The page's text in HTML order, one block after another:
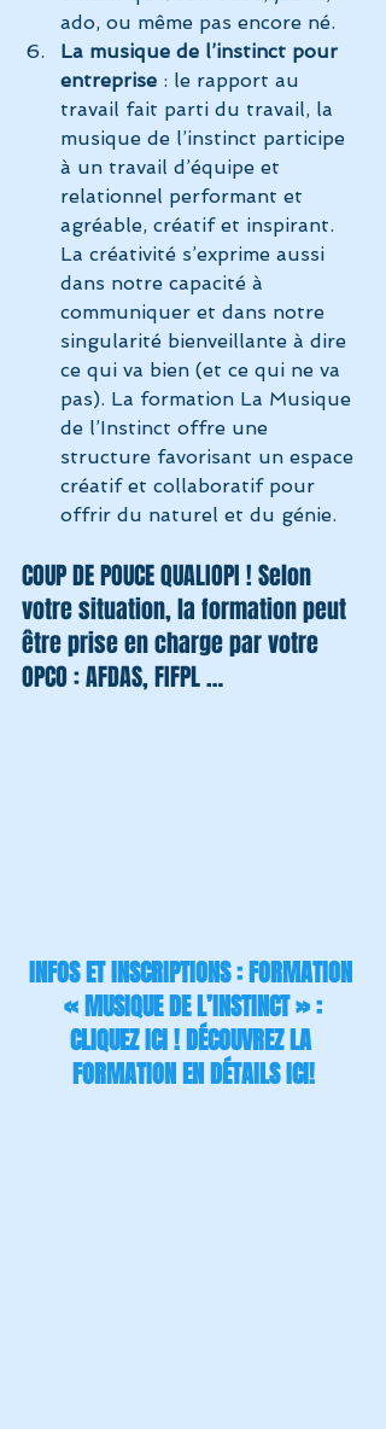
ado, ou même pas encore né.
La musique de l’instinct pour
entreprise : le rapport au
travail fait parti du travail, la
musique de l’instinct participe
à un travail d’équipe et
relationnel performant et
agréable, créatif et inspirant.
La créativité s’exprime aussi
dans notre capacité à
communiquer et dans notre
singularité bienveillante à dire
ce qui va bien (et ce qui ne va
pas). La formation La Musique
de l’Instinct offre une
structure favorisant un espace
créatif et collaboratif pour
offrir du naturel et du génie.
COUP DE POUCE QUALIOPI ! Selon
votre situation, la formation peut
être prise en charge par votre
OPCO : AFDAS, FIFPL …
INFOS ET INSCRIPTIONS : FORMATION
« MUSIQUE DE L’INSTINCT » :
CLIQUEZ ICI ! DÉCOUVREZ LA
FORMATION EN DÉTAILS ICI!